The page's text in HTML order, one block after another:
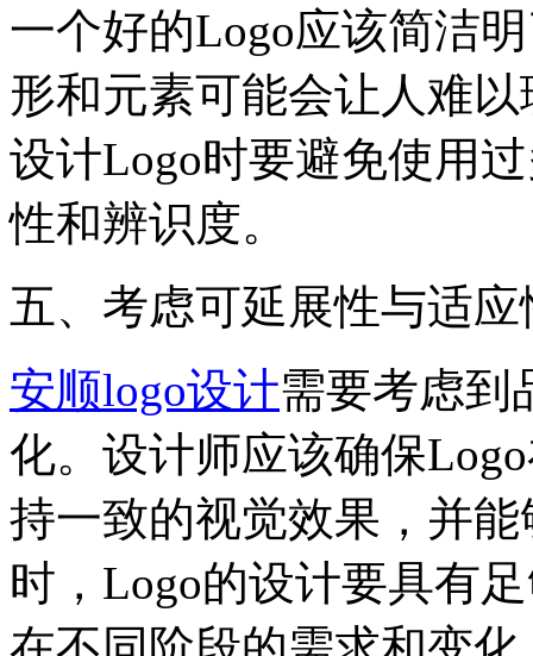
一个好的Logo应该简洁
形和元素可能会让人难
设计Logo时要避免使用
性和辨识度。
五、考虑可延展性与适应
安顺logo设计需要考虑到
化。设计师应该确保
持一致的视觉效果，并
时，Logo的设计要具有